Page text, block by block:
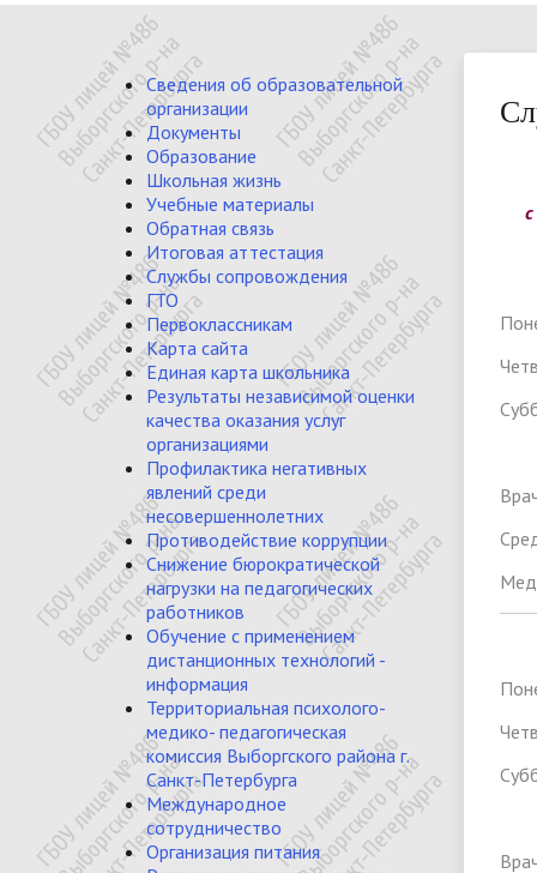
Основные сведения
Материально-техническое
обеспечение и оснащённость
образовательного процесса
Уставные документы
Отчёт о результатах
самообследования Публичный
отчёт
Учебный план школы
Электронный дневник
Для учеников
ЕГЭ
Медицинский кабинет
Педагог-логопед
Основные сведения
Сведения об образовательной
организации
Документы
Образование
Школьная жизнь
Учебные материалы
Обратная связь
Итоговая аттестация
Службы сопровождения
ГТО
Первоклассникам
Карта сайта
Единая карта школьника
Результаты независимой оценки
качества оказания услуг
организациями
Профилактика негативных
явлений среди
несовершеннолетних
Противодействие коррупции
Снижение бюрократической
нагрузки на педагогических
работников
Обучение с применением
дистанционных технологий -
информация
Территориальная психолого-
медико- педагогическая
комиссия Выборгского района г.
Санкт-Петербурга
Международное
сотрудничество
Организация питания